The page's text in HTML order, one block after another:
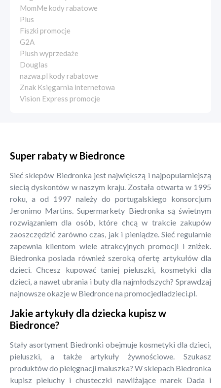
MomMe kody rabatowe
Plus
Fiszki promocje
G2A
Plush wyprzedaże
Douglas
nazwa.pl kody rabatowe
Znak Księgarnia internetowa
Vision Express promocje
Super rabaty w Biedronce
Sieć sklepów Biedronka jest największą i najpopularniejszą
siecią dyskontów w naszym kraju. Została otwarta w 1995
roku, a od 1997 należy do portugalskiego konsorcjum
Jeronimo Martins. Supermarkety Biedronka są świetnym
rozwiązaniem dla osób, które chcą w trakcie zakupów
zaoszczędzić zarówno czas, jak i pieniądze. Sieć regularnie
zapewnia klientom wiele atrakcyjnych promocji i zniżek.
Biedronka posiada również szeroką ofertę artykułów dla
dzieci. Chcesz kupować taniej pieluszki, kosmetyki dla
dzieci, a nawet ubrania i buty dla najmłodszych? Sprawdzaj
najnowsze okazje w Biedronce na promocjedladzieci.pl.
Jakie artykuły dla dziecka kupisz w
Biedronce?
Stały asortyment Biedronki obejmuje kosmetyki dla dzieci,
pieluszki, a także artykuły żywnościowe. Szukasz
produktów do pielęgnacji maluszka? W sklepach Biedronka
kupisz pieluchy i chusteczki nawilżające marek Dada i